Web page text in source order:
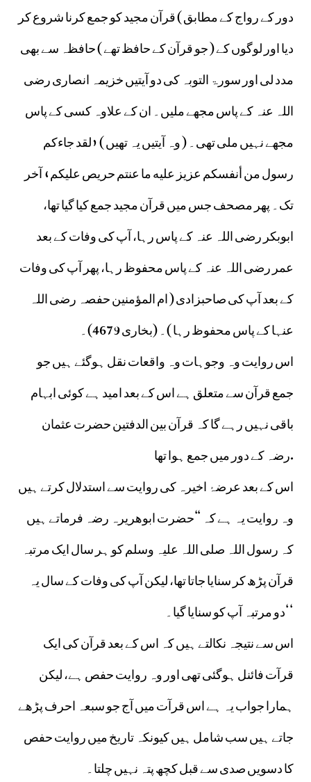
دور کے رواج کے مطابق ) قرآن مجید کو جمع کرنا شروع کر
دیا اور لوگوں کے ( جو قرآن کے حافظ تھے ) حافظہ سے بھی
مدد لی اور سورۃ التوبہ کی دو آیتیں خزیمہ انصاری رضی
اللہ عنہ کے پاس مجھے ملیں۔ ان کے علاوہ کسی کے پاس
مجھے نہیں ملی تھی۔ ( وہ آیتیں یہ تھیں ) «لقد جاءكم
رسول من أنفسكم عزيز عليه ما عنتم حريص عليكم‏» آخر
تک۔ پھر مصحف جس میں قرآن مجید جمع کیا گیا تھا،
ابوبکر رضی اللہ عنہ کے پاس رہا، آپ کی وفات کے بعد
عمر رضی اللہ عنہ کے پاس محفوظ رہا، پھر آپ کی وفات
کے بعد آپ کی صاحبزادی ( ام المؤمنین حفصہ رضی اللہ
عنہا کے پاس محفوظ رہا )۔ (بخاری 4679)۔
اس روایت وہ وجوہات وہ واقعات نقل ہوگئے ہیں جو
جمع قرآن سے متعلق ہے اس کے بعد امید ہے کوئی ابہام
باقی نہیں رہے گا کہ قرآن بین الدفتین حضرت عثمان
رضہ کے دور میں جمع ہوا تھا.
اس کے بعد عرضۂ اخیرہ کی روایت سے استدلال کرتے ہیں
وہ روایت یہ ہے کہ “حضرت ابوھریرہ رضہ فرماتے ہیں
کہ رسول اللہ صلی اللہ علیہ وسلم کو ہر سال ایک مرتبہ
قرآن پڑھ کر سنایا جاتا تھا، لیکن آپ کی وفات کے سال یہ
دو مرتبہ آپ کو سنایا گیا۔‘‘
اس سے نتیجہ نکالتے ہیں کہ اس کے بعد قرآن کی ایک
قرآت فائنل ہوگئی تھی اور وہ روایت حفص ہے، لیکن
ہمارا جواب یہ ہے اس قرآت میں آج جو سبعہ احرف پڑھے
جاتے ہیں سب شامل ہیں کیونکہ تاریخ میں روایت حفص
کا دسویں صدی سے قبل کچھ پتہ نہیں چلتا۔